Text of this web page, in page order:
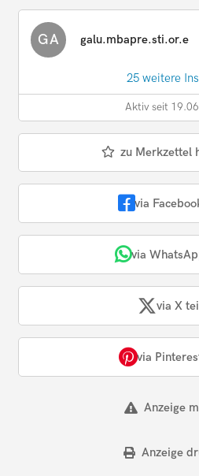
GA galu.mbapre.sti.or.e
25 weitere
Aktiv seit
zu Merkzettel
via
via
via X
via
Anzeige
Anzeige